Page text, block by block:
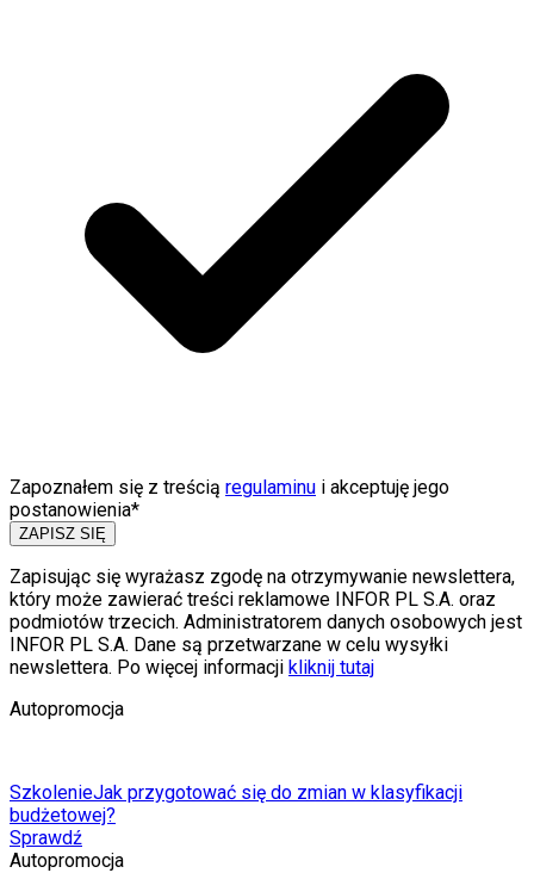
Zapoznałem się z treścią regulaminu i akceptuję jego
postanowienia*
ZAPISZ SIĘ
Zapisując się wyrażasz zgodę na otrzymywanie newslettera,
który może zawierać treści reklamowe INFOR PL S.A. oraz
podmiotów trzecich. Administratorem danych osobowych jest
INFOR PL S.A. Dane są przetwarzane w celu wysyłki
newslettera. Po więcej informacji kliknij tutaj
Autopromocja
SzkolenieJak przygotować się do zmian w klasyfikacji
budżetowej?
Sprawdź
Autopromocja